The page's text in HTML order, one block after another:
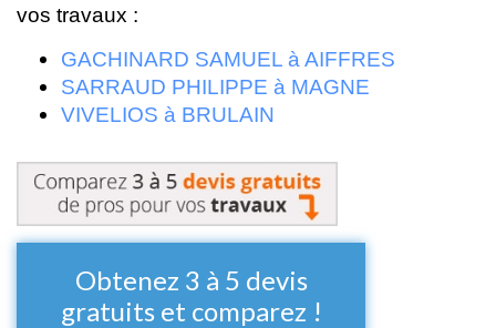
vos travaux :
GACHINARD SAMUEL à AIFFRES
SARRAUD PHILIPPE à MAGNE
VIVELIOS à BRULAIN
Obtenez 3 à 5 devis
gratuits et comparez !